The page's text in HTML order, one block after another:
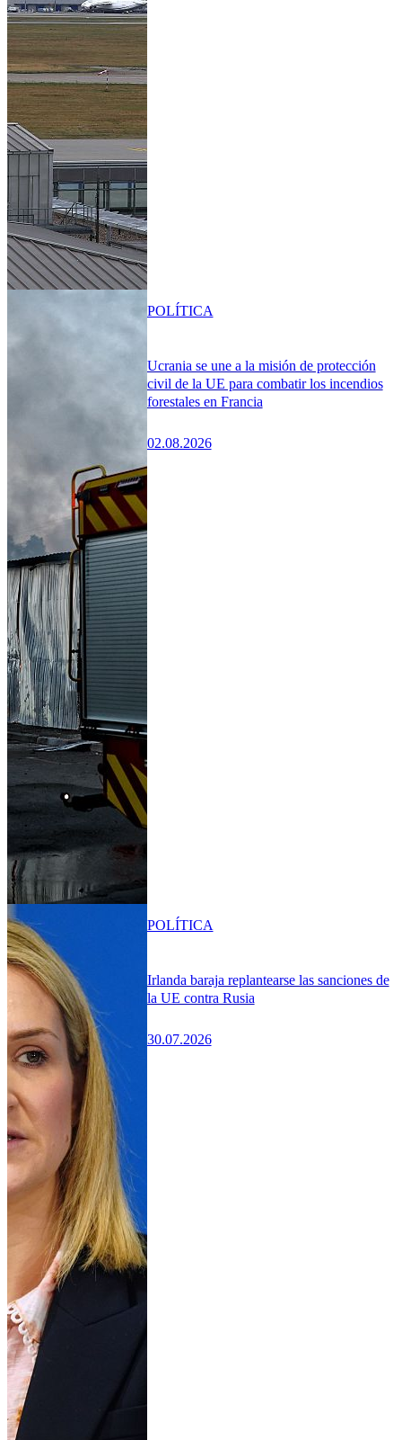
Ucrania se une a la misión de protección
civil de la UE para combatir los incendios
forestales en Francia
02.08.2026
POLÍTICA
Irlanda baraja replantearse las sanciones de
la UE contra Rusia
30.07.2026
POLÍTICA